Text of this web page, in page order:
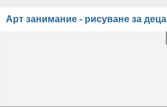
Арт занимание - рисуване за деца